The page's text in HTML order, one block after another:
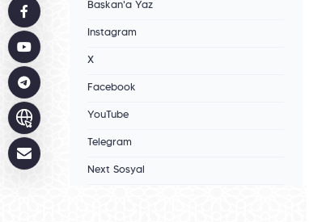
Başkan'a Yaz
Instagram
X
Facebook
YouTube
Telegram
Next Sosyal